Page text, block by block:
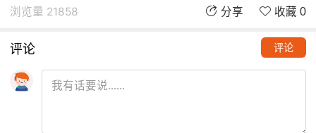
浏览量 21858 分享 收藏 0
评论 评论